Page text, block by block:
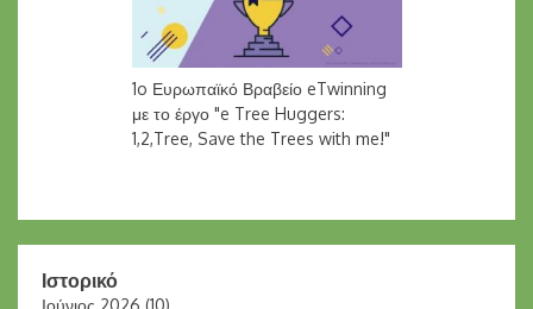
1o Ευρωπαϊκό Βραβείο eTwinning
με το έργο "e Tree Huggers:
1,2,Tree, Save the Trees with me!"
Ιστορικό